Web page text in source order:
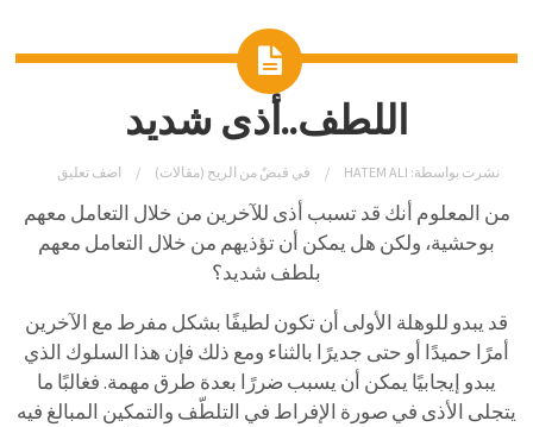
اللطف..أذى شديد
نشرت بواسطة: HATEM ALI في قبضٌ من الريح (مقالات) اضف تعليق
من المعلوم أنك قد تسبب أذى للآخرين من خلال التعامل معهم
بوحشية، ولكن هل يمكن أن تؤذيهم من خلال التعامل معهم
بلطف شديد؟
قد يبدو للوهلة الأولى أن تكون لطيفًا بشكل مفرط مع الآخرين
أمرًا حميدًا أو حتى جديرًا بالثناء ومع ذلك فإن هذا السلوك الذي
يبدو إيجابيًا يمكن أن يسبب ضررًا بعدة طرق مهمة. فغالبًا ما
يتجلى الأذى في صورة الإفراط في التلطّف والتمكين المبالغ فيه